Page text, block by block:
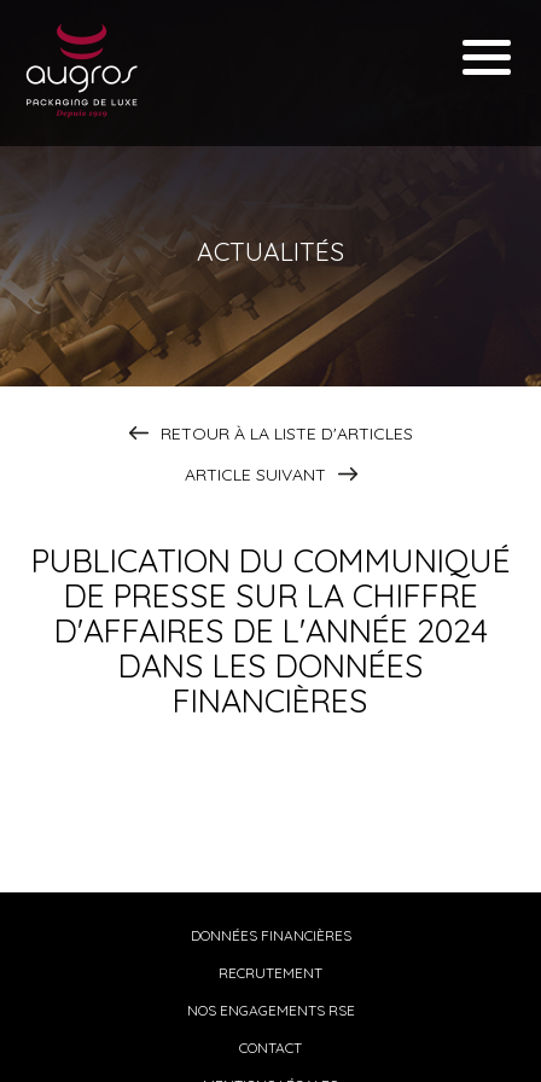
ACTUALITÉS
RETOUR À LA LISTE D'ARTICLES
ARTICLE SUIVANT
PUBLICATION DU COMMUNIQUÉ
DE PRESSE SUR LA CHIFFRE
D'AFFAIRES DE L'ANNÉE 2024
DANS LES DONNÉES
FINANCIÈRES
DONNÉES FINANCIÈRES
RECRUTEMENT
NOS ENGAGEMENTS RSE
CONTACT